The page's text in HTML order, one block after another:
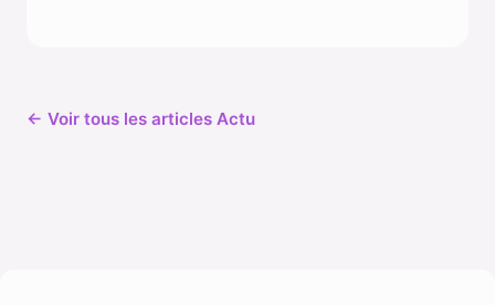
← Voir tous les articles Actu